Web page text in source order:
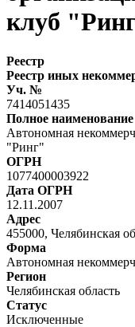
клуб
Реестр
Реестр иных
Уч. №
7414051435
Полное наименование
Автономная
"Ринг"
ОГРН
1077400003922
Дата ОГРН
12.11.2007
Адрес
455000, Челябинская
Форма
Автономная
Регион
Челябинская область
Статус
Исключенные